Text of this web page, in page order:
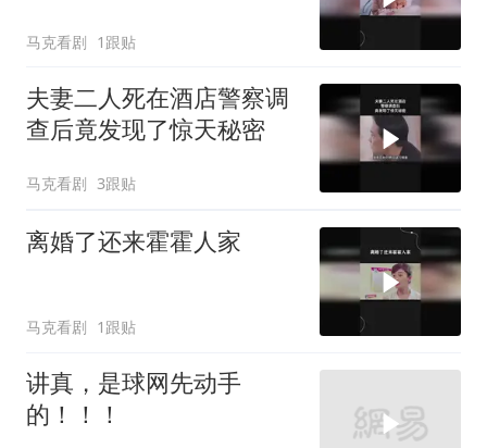
马克看剧 1跟贴
夫妻二人死在酒店警察调
查后竟发现了惊天秘密
马克看剧 3跟贴
离婚了还来霍霍人家
马克看剧 1跟贴
讲真，是球网先动手
的！！！